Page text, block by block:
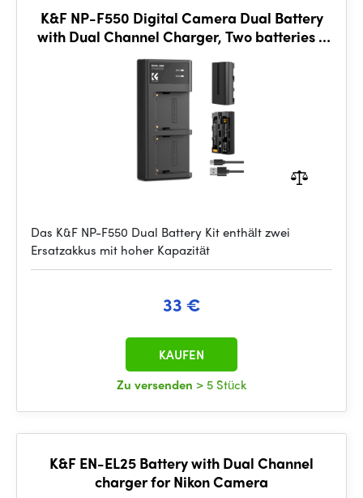
K&F NP-F550 Digital Camera Dual Battery
with Dual Channel Charger, Two batteries +
charger + Type C
Das K&F NP-F550 Dual Battery Kit enthält zwei
Ersatzakkus mit hoher Kapazität
33 €
Zu versenden > 5 Stück
KAUFEN
K&F EN-EL25 Battery with Dual Channel
charger for Nikon Camera